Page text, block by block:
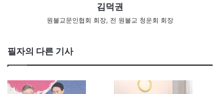
김덕권
원불교문인협회 회장, 전 원불교 청운회 회장
필자의 다른 기사